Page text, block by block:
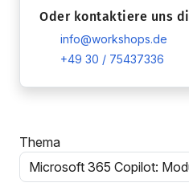
Thema
Oder kontaktiere uns
info@workshops.de
+49 30 / 75437336